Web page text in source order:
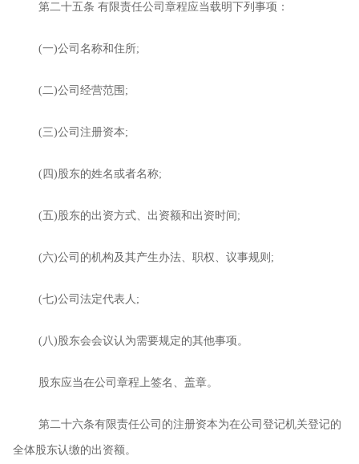
第二十五条 有限责任公司章程应当载明下列事项：
(一)公司名称和住所;
(二)公司经营范围 ;
(三)公司注册资本;
( 四)股东的姓名或者名称;
(五)股东的出资方式、出资额和出资时间 ;
(六)公司的机构及其产生办法、职权、议事规则 ;
(七)公司法定代表人 ;
( 八)股东会会议认为需要规定的其他事项。
股东应当在公司章程上签名、盖章。
第二十六条有限责任公司的注册资本为在公司登记机关登记的
全体股东认缴的出资额。